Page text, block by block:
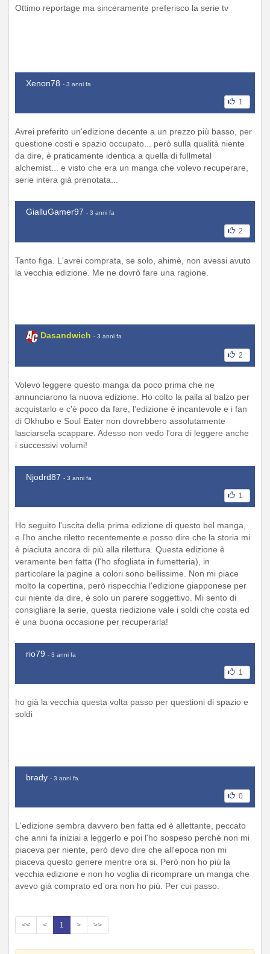
Ottimo reportage ma sinceramente preferisco la serie tv
Xenon78 - 3 anni fa
1
Avrei preferito un'edizione decente a un prezzo più basso, per
questione costi e spazio occupato... però sulla qualità niente
da dire, è praticamente identica a quella di fullmetal
alchemist... e visto che era un manga che volevo recuperare,
serie intera già prenotata...
GialluGamer97 - 3 anni fa
2
Tanto figa. L'avrei comprata, se solo, ahimè, non avessi avuto
la vecchia edizione. Me ne dovrò fare una ragione.
Dasandwich - 3 anni fa
2
Volevo leggere questo manga da poco prima che ne
annunciarono la nuova edizione. Ho colto la palla al balzo per
acquistarlo e c'è poco da fare, l'edizione è incantevole e i fan
di Okhubo e Soul Eater non dovrebbero assolutamente
lasciarsela scappare. Adesso non vedo l'ora di leggere anche
i successivi volumi!
Njodrd87 - 3 anni fa
1
Ho seguito l'uscita della prima edizione di questo bel manga,
e l'ho anche riletto recentemente e posso dire che la storia mi
è piaciuta ancora di più alla rilettura. Questa edizione è
veramente ben fatta (l'ho sfogliata in fumetteria), in
particolare la pagine a colori sono bellissime. Non mi piace
molto la copertina, però rispecchia l'edizione giapponese per
cui niente da dire, è solo un parere soggettivo. Mi sento di
consigliare la serie, questa riedizione vale i soldi che costa ed
è una buona occasione per recuperarla!
rio79 - 3 anni fa
1
ho già la vecchia questa volta passo per questioni di spazio e
soldi
brady - 3 anni fa
0
L'edizione sembra davvero ben fatta ed è allettante, peccato
che anni fa iniziai a leggerlo e poi l'ho sospeso perché non mi
piaceva per niente, però devo dire che all'epoca non mi
piaceva questo genere mentre ora si. Però non ho più la
vecchia edizione e non ho voglia di ricomprare un manga che
avevo già comprato ed ora non ho più. Per cui passo.
<< < 1 > >>